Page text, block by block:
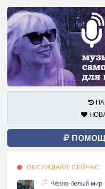
ОБСУЖДАЮТ СЕЙЧАС
Чёрно-белый мир